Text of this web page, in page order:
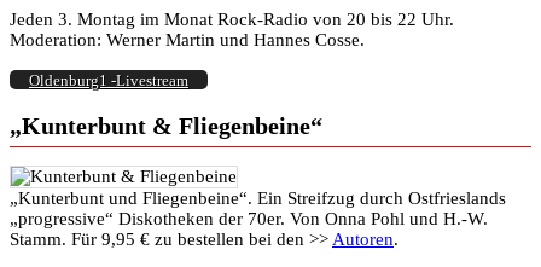
Jeden 3. Montag im Monat Rock-Radio von 20 bis 22 Uhr.
Moderation: Werner Martin und Hannes Cosse.
Oldenburg1 -Livestream
„Kunterbunt & Fliegenbeine“
„Kunterbunt und Fliegenbeine“. Ein Streifzug durch Ostfrieslands
„progressive“ Diskotheken der 70er. Von Onna Pohl und H.-W.
Stamm. Für 9,95 € zu bestellen bei den >>Autoren.